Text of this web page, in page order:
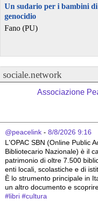
Un sudario per i bambini
genocidio
Fano (PU)
sociale.network
Associazione
@peacelink - 8/8/2026 9:16
L'OPAC SBN (Online Public
Bibliotecario Nazionale) è il
patrimonio di oltre 7.500
enti locali, scolastiche e di
È lo strumento principale in
un altro documento e
#libri #cultura